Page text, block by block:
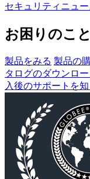
セキュリティニュー
お困りのこ
製品をみる 製品の
タログのダウンロー
入後のサポートを